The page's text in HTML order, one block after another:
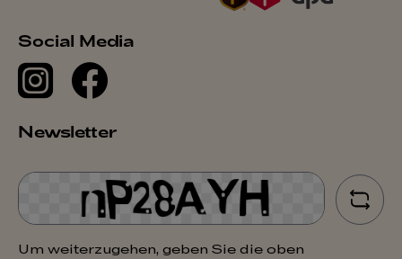
Social Media
Newsletter
Um weiterzugehen, geben Sie die oben